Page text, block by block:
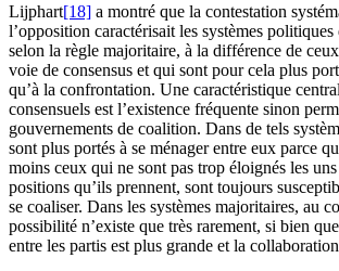
Lijphart[18] a montré que la contestation
l’opposition caractérisait les systèmes
selon la règle majoritaire, à la différence de
voie de consensus et qui sont pour cela plus
qu’à la confrontation. Une caractéristique
consensuels est l’existence fréquente sinon
gouvernements de coalition. Dans de tels
sont plus portés à se ménager entre eux parce
moins ceux qui ne sont pas trop éloignés les
positions qu’ils prennent, sont toujours
se coaliser. Dans les systèmes majoritaires, au
possibilité n’existe que très rarement, si bien
entre les partis est plus grande et la